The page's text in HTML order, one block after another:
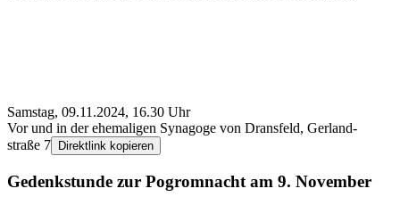
Samstag, 09.11.2024, 16.30 Uhr
Vor und in der ehemaligen Synagoge von Dransfeld, Gerland­
straße 7
Direktlink kopieren
Gedenkstunde zur Pogrom­nacht am 9. November